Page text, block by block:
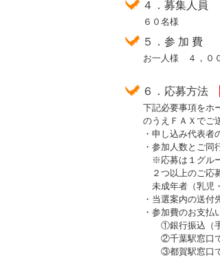
４．募
６０名様
５．参
お一人様 ４，００
６．応募方法
下記必要事項をホー
のうえＦＡＸでご送
・申し込み代表者の
・参加人数とご同行
※応募は１グループ
２つ以上のご応募が
未成年者（乳児・幼
・当選案内の送付
・参加費のお支払
①銀行振込（手数
②千葉駅窓口で
③都賀駅窓口で